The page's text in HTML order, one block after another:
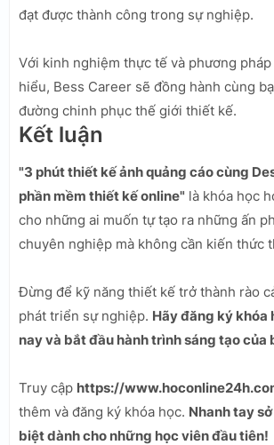
đạt được thành công trong sự nghiệp.
Với kinh nghiệm thực tế và phương
hiểu, Bess Career sẽ đồng hành cùng
đường chinh phục thế giới thiết kế.
Kết luận
"3 phút thiết kế ảnh quảng cáo cùng
phần mềm thiết kế online" là khóa học
cho những ai muốn tự tạo ra những ấn
chuyên nghiệp mà không cần kiến thức
Đừng để kỹ năng thiết kế trở thành rào
phát triển sự nghiệp. Hãy đăng ký khóa
nay và bắt đầu hành trình sáng tạo của
Truy cập https://
thêm và đăng ký khóa học. Nhanh tay
biệt dành cho những học viên đầu tiên!